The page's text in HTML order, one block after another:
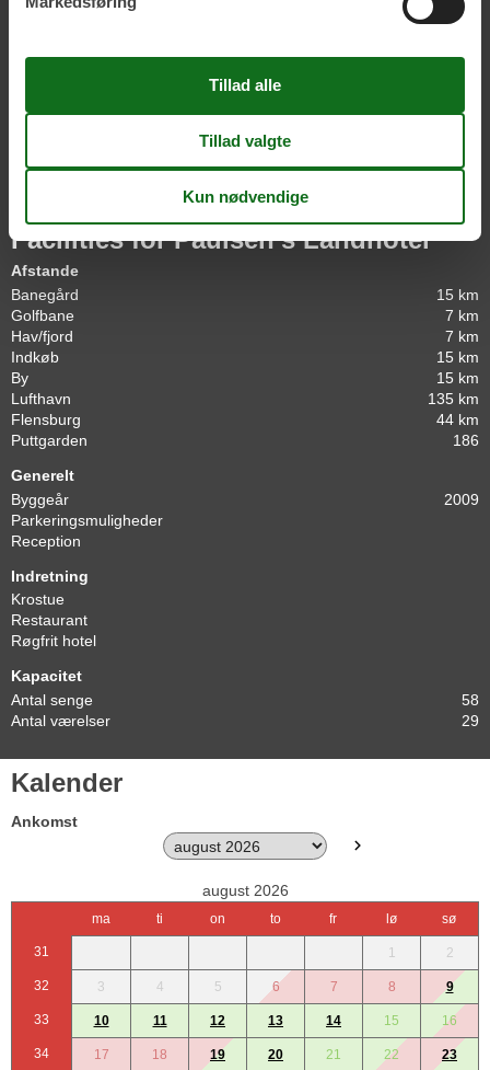
Antal husdyr
Hårtørrer
TV
Facilities for Paulsen's Landhotel
Afstande
Banegård
15 km
Golfbane
7 km
Hav/fjord
7 km
Indkøb
15 km
By
15 km
Lufthavn
135 km
Flensburg
44 km
Puttgarden
186
Generelt
Byggeår
2009
Parkeringsmuligheder
Reception
Indretning
Krostue
Restaurant
Røgfrit hotel
Kapacitet
Antal senge
58
Antal værelser
29
Kalender
Ankomst
august 2026
ma ti on to fr lø sø
31 1 2
32 3 4 5 6 7 8 9
33 10 11 12 13 14 15 16
34 17 18 19 20 21 22 23